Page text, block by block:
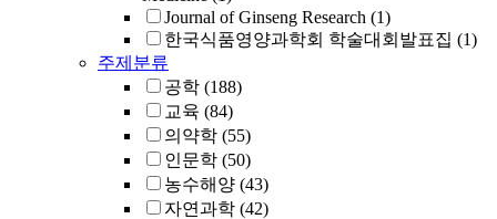
Journal of Ginseng Research (1)
한국식품영양과학회 학술대회발표집 (1)
주제분류
공학 (188)
교육 (84)
의약학 (55)
인문학 (50)
농수해양 (43)
자연과학 (42)